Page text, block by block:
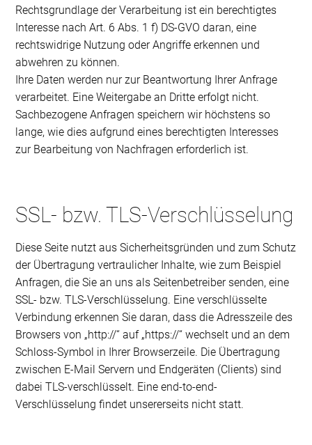
Rechtsgrundlage der Verarbeitung ist ein berechtigtes
Interesse nach Art. 6 Abs. 1 f) DS-GVO daran, eine
rechtswidrige Nutzung oder Angriffe erkennen und
abwehren zu können.
Ihre Daten werden nur zur Beantwortung Ihrer Anfrage
verarbeitet. Eine Weitergabe an Dritte erfolgt nicht.
Sachbezogene Anfragen speichern wir höchstens so
lange, wie dies aufgrund eines berechtigten Interesses
zur Bearbeitung von Nachfragen erforderlich ist.
SSL- bzw. TLS-Verschlüsselung
Diese Seite nutzt aus Sicherheitsgründen und zum Schutz
der Übertragung vertraulicher Inhalte, wie zum Beispiel
Anfragen, die Sie an uns als Seitenbetreiber senden, eine
SSL- bzw. TLS-Verschlüsselung. Eine verschlüsselte
Verbindung erkennen Sie daran, dass die Adresszeile des
Browsers von „http://“ auf „https://“ wechselt und an dem
Schloss-Symbol in Ihrer Browserzeile. Die Übertragung
zwischen E-Mail Servern und Endgeräten (Clients) sind
dabei TLS-verschlüsselt. Eine end-to-end-
Verschlüsselung findet unsererseits nicht statt.